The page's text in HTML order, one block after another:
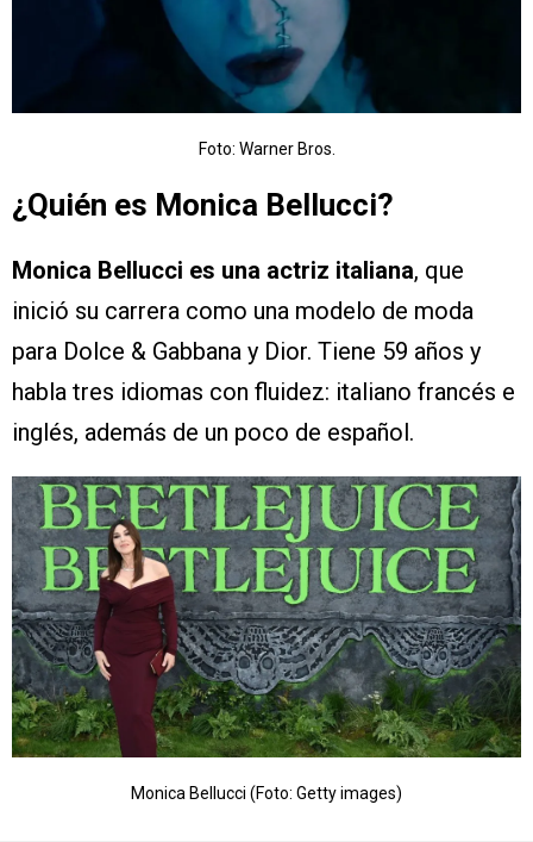
Foto: Warner Bros.
¿Quién es Monica Bellucci?
Monica Bellucci es una actriz italiana, que
inició su carrera como una modelo de moda
para Dolce & Gabbana y Dior. Tiene 59 años y
habla tres idiomas con fluidez: italiano francés e
inglés, además de un poco de español.
Monica Bellucci (Foto: Getty images)